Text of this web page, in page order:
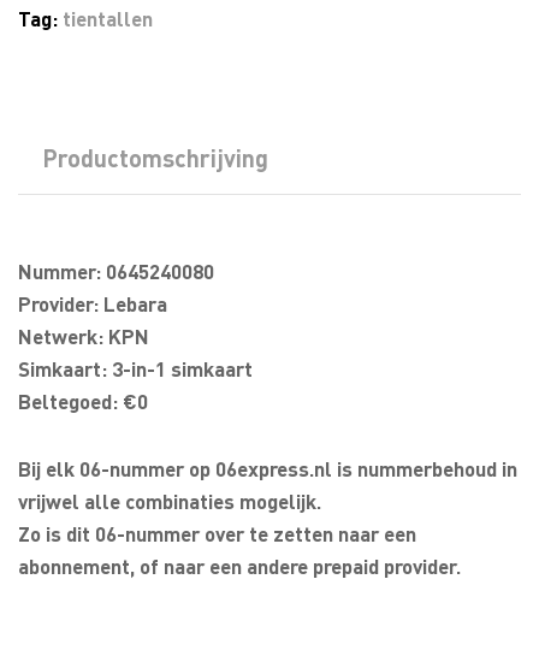
Tag: tientallen
Productomschrijving
Nummer: 0645240080
Provider: Lebara
Netwerk: KPN
Simkaart: 3-in-1 simkaart
Beltegoed: €0
Bij elk 06-nummer op 06express.nl is nummerbehoud in
vrijwel alle combinaties mogelijk.
Zo is dit 06-nummer over te zetten naar een
abonnement, of naar een andere prepaid provider.